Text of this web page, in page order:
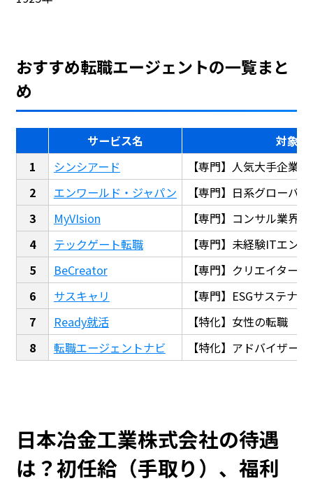
おすすめ転職エージェントの一覧まと
め
サービス名
対象
シンシアード
【専門】人気大手企業
エンワールド・ジャパン
【専門】日系グローバ
MyVIsion
【専門】コンサル業界
テックゲート転職
【専門】未経験ITエン
BeCreator
【専門】クリエイター
サスキャリ
【専門】ESGサステナ
Ready就活
【特化】女性の転職
転職エージェントナビ
【特化】アドバイザー
日本冶金工業株式会社の待遇
は？初任給（手取り）、福利